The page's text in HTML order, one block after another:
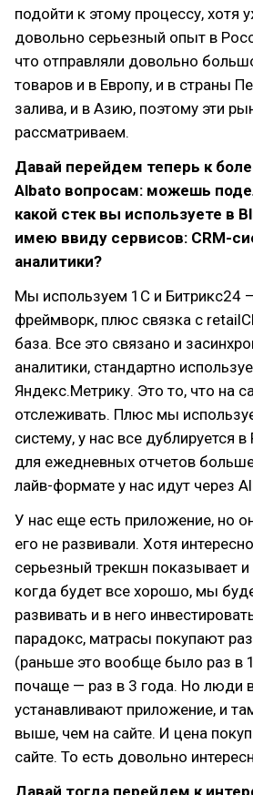
подойти к этому процессу, хотя
довольно серьезный опыт в
что отправляли довольно
товаров и в Европу, и в страны
залива, и в Азию, поэтому эти
рассматриваем.
Давай перейдем теперь к
Albato вопросам: можешь
какой стек вы используете в
имею ввиду сервисов: CRM-
аналитики?
Мы используем 1С и Битрикс24
фреймворк, плюс связка с
база. Все это связано и
аналитики, стандартно
Яндекс.Метрику. Это то, что на
отслеживать. Плюс мы
систему, у нас все дублируется
для ежедневных отчетов
лайв-формате у нас идут через
У нас еще есть приложение, но
его не развивали. Хотя
серьезный трекшн показывает
когда будет все хорошо, мы
развивать и в него
парадокс, матрасы покупают
(раньше это вообще было раз в
почаще — раз в 3 года. Но люди
устанавливают приложение, и
выше, чем на сайте. И цена
сайте. То есть довольно
Давай тогда перейдем к